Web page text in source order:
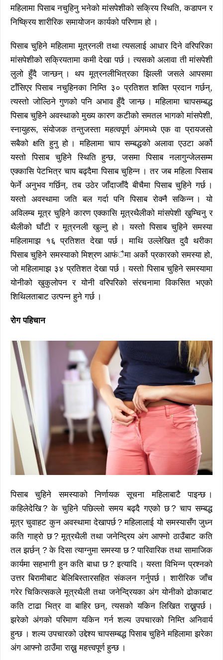
महिलामा पिसाब नचुहिनु भनेको मांसपेशीको सक्रिय स्थिति, कडापन र
निष्क्रिय शारीरिक समायोजन कार्यको परिणाम हो ।
पिसाब चुहिने महिलामा मूत्रनली तथा त्यसलाई आधार दिने वरिपरिका
मांसपेशीको सक्रियतामा कमी देखा पर्छ । त्यसको अलावा ती मांसपेशी
लुलो हुँदै जान्छन् । थप मूत्रनलीभित्रका झिल्ली जसले आपसमा
टाँसिएर पिसाब नचुहिनका निम्ति ३० प्रतिशत शक्ति प्रदान गर्छन्,
त्यस्तो जोल्ठिने गुणको पनि अभाव हुँदै जान्छ । महिलामा चापसम्बद्ध
पिसाब चुहिने अवस्थाको मुख्य कारण कटीको समतल भागको मांसपेशी,
स्नायुहरू, संयोजक तन्तुजस्ता महत्वपूर्ण अंगमध्ये एक वा प्रायजसो
सबैको क्षति हुनु हो । महिलामा चाप सम्बद्धको अलावा एउटा अर्को
यस्तो पिसाब चुहिने स्थिति हुन्छ, जसमा पिसाब नलागुन्जेलसम्म
एक्कासि पेटभित्र चाप बढ्दैमा पिसाब चुहिन्न । तर जब महिला पिसाब
फेर्ने अनुभव गर्छिन्, तब उठेर जाँदाजाँदै बीचैमा पिसाब चुहिने गर्छ ।
यस्तो अवस्थामा जति बल गर्दा पनि पिसाब रोक्नै सकिन्न । यो
अविलम्ब मूत्र चुहिने कारण एक्कासि मूत्रथैलीको मांसपेशी खुम्चिनु र
थैलीको घाँटी र मूत्रनली खुल्नु हो । यस्तो पिसाब चुहिने समस्या
महिलामाझ १६ प्रतिशत देखा पर्छ । माथि उल्लेखित दुवै थरीका
पिसाब चुहिने समस्याको मिश्रण आफंैमा अर्को प्रकारको समस्या हो,
जो महिलामाझ ३४ प्रतिशत देखा पर्छ । यस्तो पिसाब चुहिने समस्यामा
योनीको खुकुलोपन र योनी वरिपरिको संरचनामा विकसित भएको
शिथिलताबाट उत्पन्न हुने गर्छ ।
रोग पहिचान
पिसाब चुहिने समस्याको निर्णायक सूचना महिलाबाटै पाइन्छ ।
कहिलेदेखि ? के चुहिने पछिल्लो समय बढ्दै गएको छ ? चाप सम्बद्ध
मूत्र चुवाहट कुन अवस्थामा देखापर्छ ? महिलालाई यो समस्यासँग जुध्न
कति गाह्रो छ ? मूत्रथैली तथा जनेन्द्रिय अंग आफ्नो ठाउँबाट कति
तल झर्छन् ? के दिसा त्याग्नुमा समस्या छ ? पारिवारिक तथा सामाजिक
कार्यमा सहभागी हुन कति बाधा छ ? इत्यादि । यस्ता विभिन्न प्रश्नको
उत्तर बिरामीबाट बेलिबिस्तारसहित संकलन गर्नुपर्छ । शारीरिक जाँच
गरेर चिकित्सकले मूत्रथैली तथा जनेन्द्रियका अंग योनीको ढोकाबाट
कति टाढा भित्र वा बाहिर छन्, त्यसको यकिन लिखित राख्नुपर्छ ।
झरेको अंगको परिमाण यकिन गर्न शल्य उपचारको निम्ति अनिवार्य
हुन्छ । शल्य उपचारको उद्देश्य चापसम्बद्ध पिसाब चुहिने महिलामा झरेका
अंग आफ्नो ठाउँमा राख्नु महत्त्वपूर्ण हुन्छ ।